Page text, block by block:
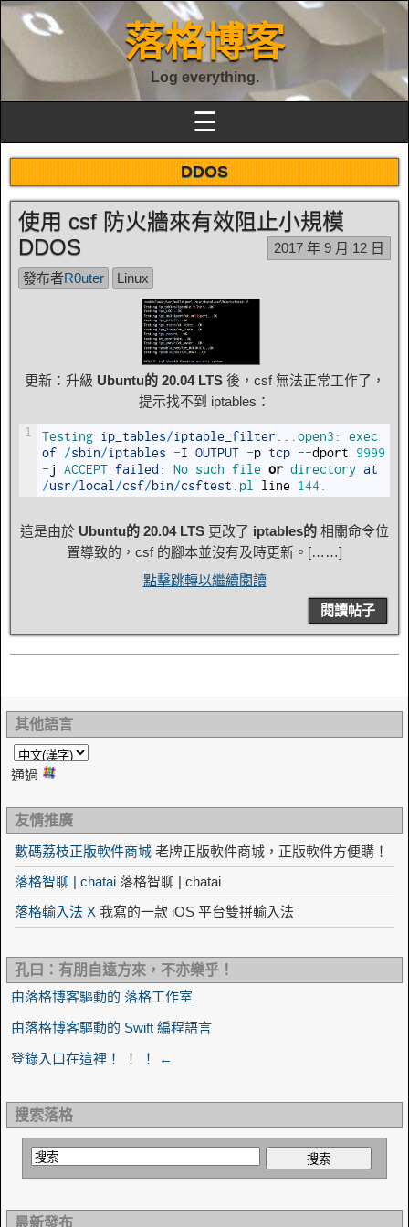
落格博客
Log everything.
☰
DDOS
使用 csf 防火牆來有效阻止小規模
DDOS
2017 年 9 月 12 日
發布者R0uter Linux
更新：升級 Ubuntu的 20.04 LTS後，csf 無法正常工作了，
提示找不到 iptables：
1 Testing ip_tables/iptable_filter .open3 :
of /sbin/iptables -I OUTPUT -p tcp --dport
9999
-j ACCEPT failed : No such file or directory at
/usr/local /csf/bin/csftest .pl line 144.
這是由於 Ubuntu的 20.04 LTS 更改了 iptables的 相關命令位
置導致的，csf 的腳本並沒有及時更新。[……]
點擊跳轉以繼續閱讀
閱讀帖子
其他語言
通過
友情推廣
數碼荔枝正版軟件商城 老牌正版軟件商城，正版軟件方便購！
落格智聊 | chatai 落格智聊 | chatai
落格輸入法 X 我寫的一款 iOS 平台雙拼輸入法
孔曰：有朋自遠方來，不亦樂乎！
由落格博客驅動的 落格工作室
由落格博客驅動的 Swift 編程語言
登錄入口在這裡！ ！ ！ ←
搜索落格
最新發布